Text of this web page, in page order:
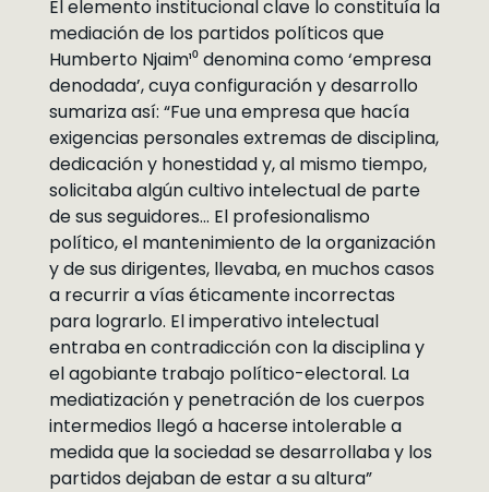
El elemento institucional clave lo constituía la
mediación de los partidos políticos que
Humberto Njaim¹⁰ denomina como ‘empresa
denodada’, cuya configuración y desarrollo
sumariza así: “Fue una empresa que hacía
exigencias personales extremas de disciplina,
dedicación y honestidad y, al mismo tiempo,
solicitaba algún cultivo intelectual de parte
de sus seguidores… El profesionalismo
político, el mantenimiento de la organización
y de sus dirigentes, llevaba, en muchos casos
a recurrir a vías éticamente incorrectas
para lograrlo. El imperativo intelectual
entraba en contradicción con la disciplina y
el agobiante trabajo político-electoral. La
mediatización y penetración de los cuerpos
intermedios llegó a hacerse intolerable a
medida que la sociedad se desarrollaba y los
partidos dejaban de estar a su altura”